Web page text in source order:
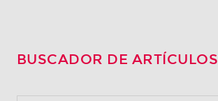
BUSCADOR DE ARTÍCULOS